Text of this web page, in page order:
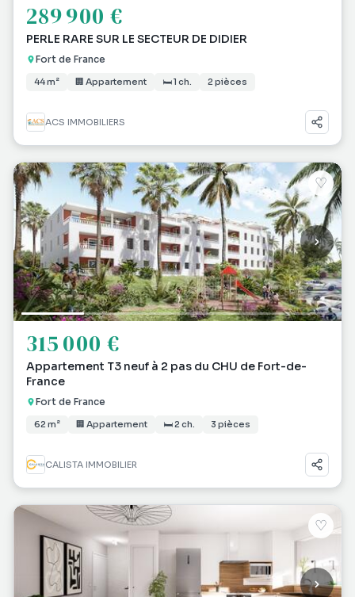
289 900 €
PERLE RARE SUR LE SECTEUR DE DIDIER
Fort de France
44 m² 🏢 Appartement 🛏 1 ch. 2 pièces
ACS IMMOBILIERS
♡
315 000 €
Appartement T3 neuf à 2 pas du CHU de Fort-de-
France
Fort de France
62 m² 🏢 Appartement 🛏 2 ch. 3 pièces
CALISTA IMMOBILIER
♡